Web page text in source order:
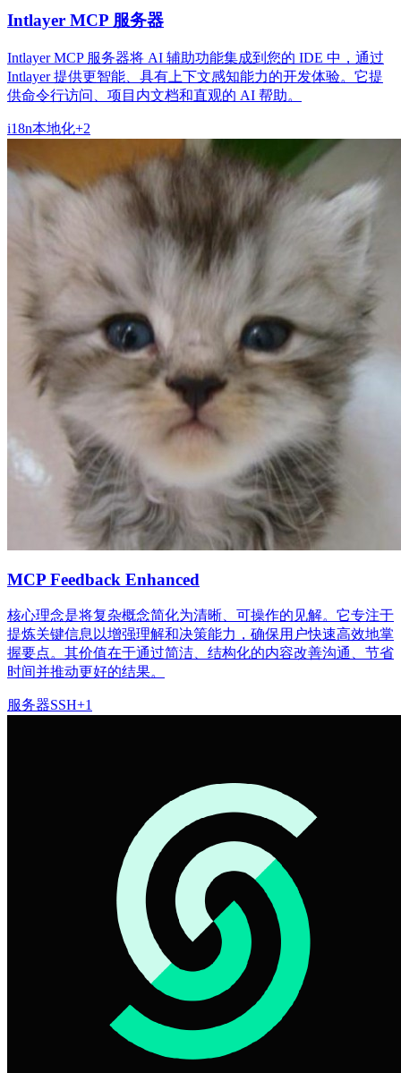
Intlayer MCP 服务器
Intlayer MCP 服务器将 AI 辅助功能集成到您的 IDE 中，通过
Intlayer 提供更智能、具有上下文感知能力的开发体验。它提
供命令行访问、项目内文档和直观的 AI 帮助。
i18n本地化+2
MCP Feedback Enhanced
核心理念是将复杂概念简化为清晰、可操作的见解。它专注于
提炼关键信息以增强理解和决策能力，确保用户快速高效地掌
握要点。其价值在于通过简洁、结构化的内容改善沟通、节省
时间并推动更好的结果。
服务器SSH+1